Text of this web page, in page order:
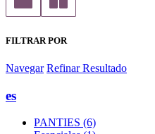
FILTRAR POR
Navegar Refinar Resultado
es
PANTIES (6)